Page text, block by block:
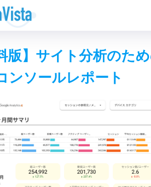
版】サイト分析のた
ンソールレポート